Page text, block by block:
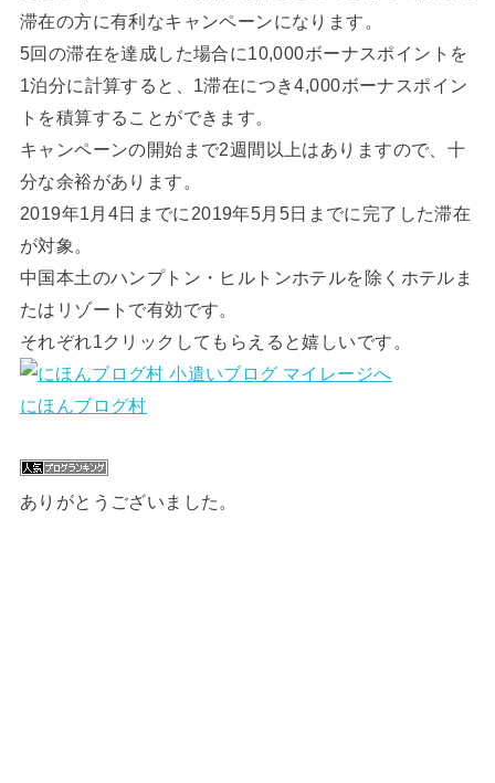
滞在の方に有利なキャンペーンになります。
5回の滞在を達成した場合に10,000ボーナスポイントを
1泊分に計算すると、1滞在につき4,000ボーナスポイン
トを積算することができます。
キャンペーンの開始まで2週間以上はありますので、十
分な余裕があります。
2019年1月4日までに2019年5月5日までに完了した滞在
が対象。
中国本土のハンプトン・ヒルトンホテルを除くホテルま
たはリゾートで有効です。
それぞれ1クリックしてもらえると嬉しいです。
にほんブログ村
ありがとうございました。